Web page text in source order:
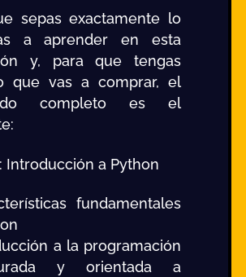
sepas exactamente lo
a aprender en esta
y, para que tengas
que vas a comprar, el
completo es el
Introducción a Python
fundamentales
a la programación
y orientada a